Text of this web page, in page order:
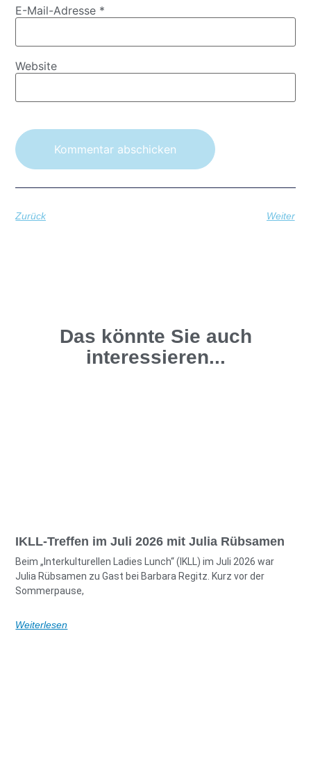
E-Mail-Adresse *
Website
Zurück Weiter
Das könnte Sie auch
interessieren...
IKLL-Treffen im Juli 2026 mit Julia Rübsamen
Beim „Interkulturellen Ladies Lunch“ (IKLL) im Juli 2026 war
Julia Rübsamen zu Gast bei Barbara Regitz. Kurz vor der
Sommerpause,
Weiterlesen